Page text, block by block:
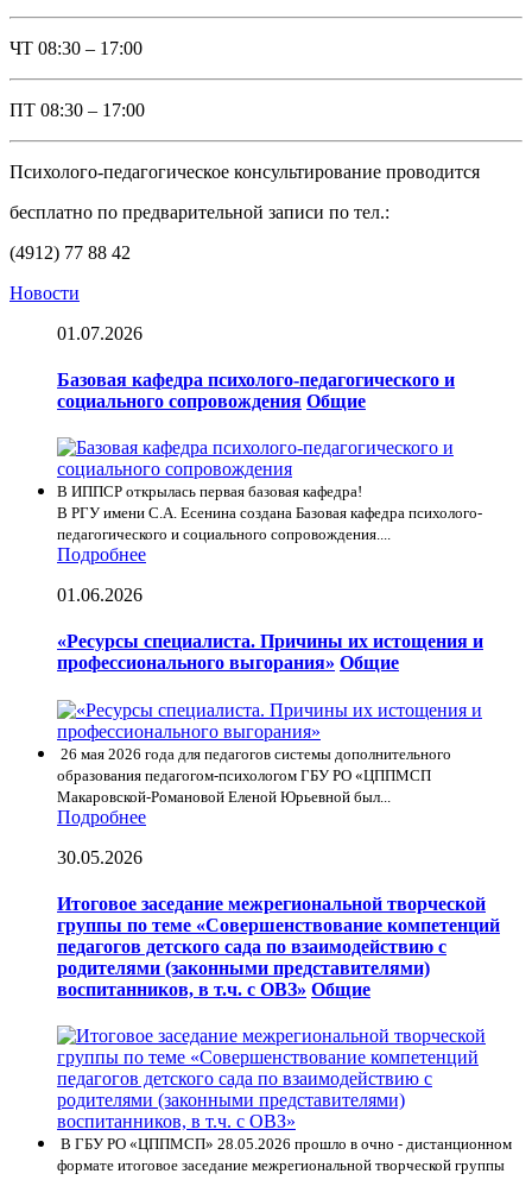
ЧТ 08:30 – 17:00
ПТ 08:30 – 17:00
Психолого-педагогическое консультирование проводится
бесплатно по предварительной записи по тел.:
(4912) 77 88 42
Новости
01.07.2026
Базовая кафедра психолого-педагогического и
социального сопровождения Общие
В ИППСР открылась первая базовая кафедра!
В РГУ имени С.А. Есенина создана Базовая кафедра психолого-
педагогического и социального сопровождения....
Подробнее
01.06.2026
«Ресурсы специалиста. Причины их истощения и
профессионального выгорания» Общие
26 мая 2026 года для педагогов системы дополнительного
образования педагогом-психологом ГБУ РО «ЦППМСП
Макаровской-Романовой Еленой Юрьевной был...
Подробнее
30.05.2026
Итоговое заседание межрегиональной творческой
группы по теме «Совершенствование компетенций
педагогов детского сада по взаимодействию с
родителями (законными представителями)
воспитанников, в т.ч. с ОВЗ» Общие
В ГБУ РО «ЦППМСП» 28.05.2026 прошло в очно - дистанционном
формате итоговое заседание межрегиональной творческой группы